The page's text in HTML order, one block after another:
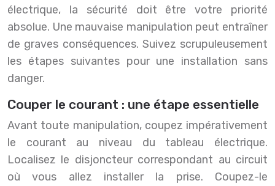
électrique, la sécurité doit être votre priorité
absolue. Une mauvaise manipulation peut entraîner
de graves conséquences. Suivez scrupuleusement
les étapes suivantes pour une installation sans
danger.
Couper le courant : une étape essentielle
Avant toute manipulation, coupez impérativement
le courant au niveau du tableau électrique.
Localisez le disjoncteur correspondant au circuit
où vous allez installer la prise. Coupez-le